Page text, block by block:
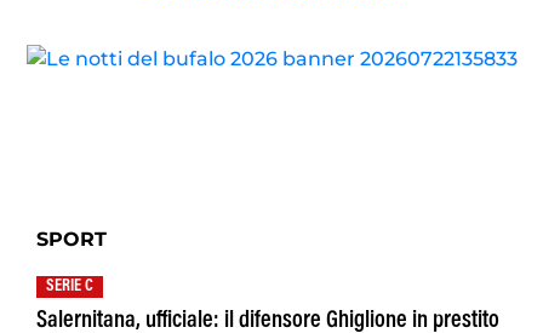
SPORT
SERIE C
Salernitana, ufficiale: il difensore Ghiglione in prestito